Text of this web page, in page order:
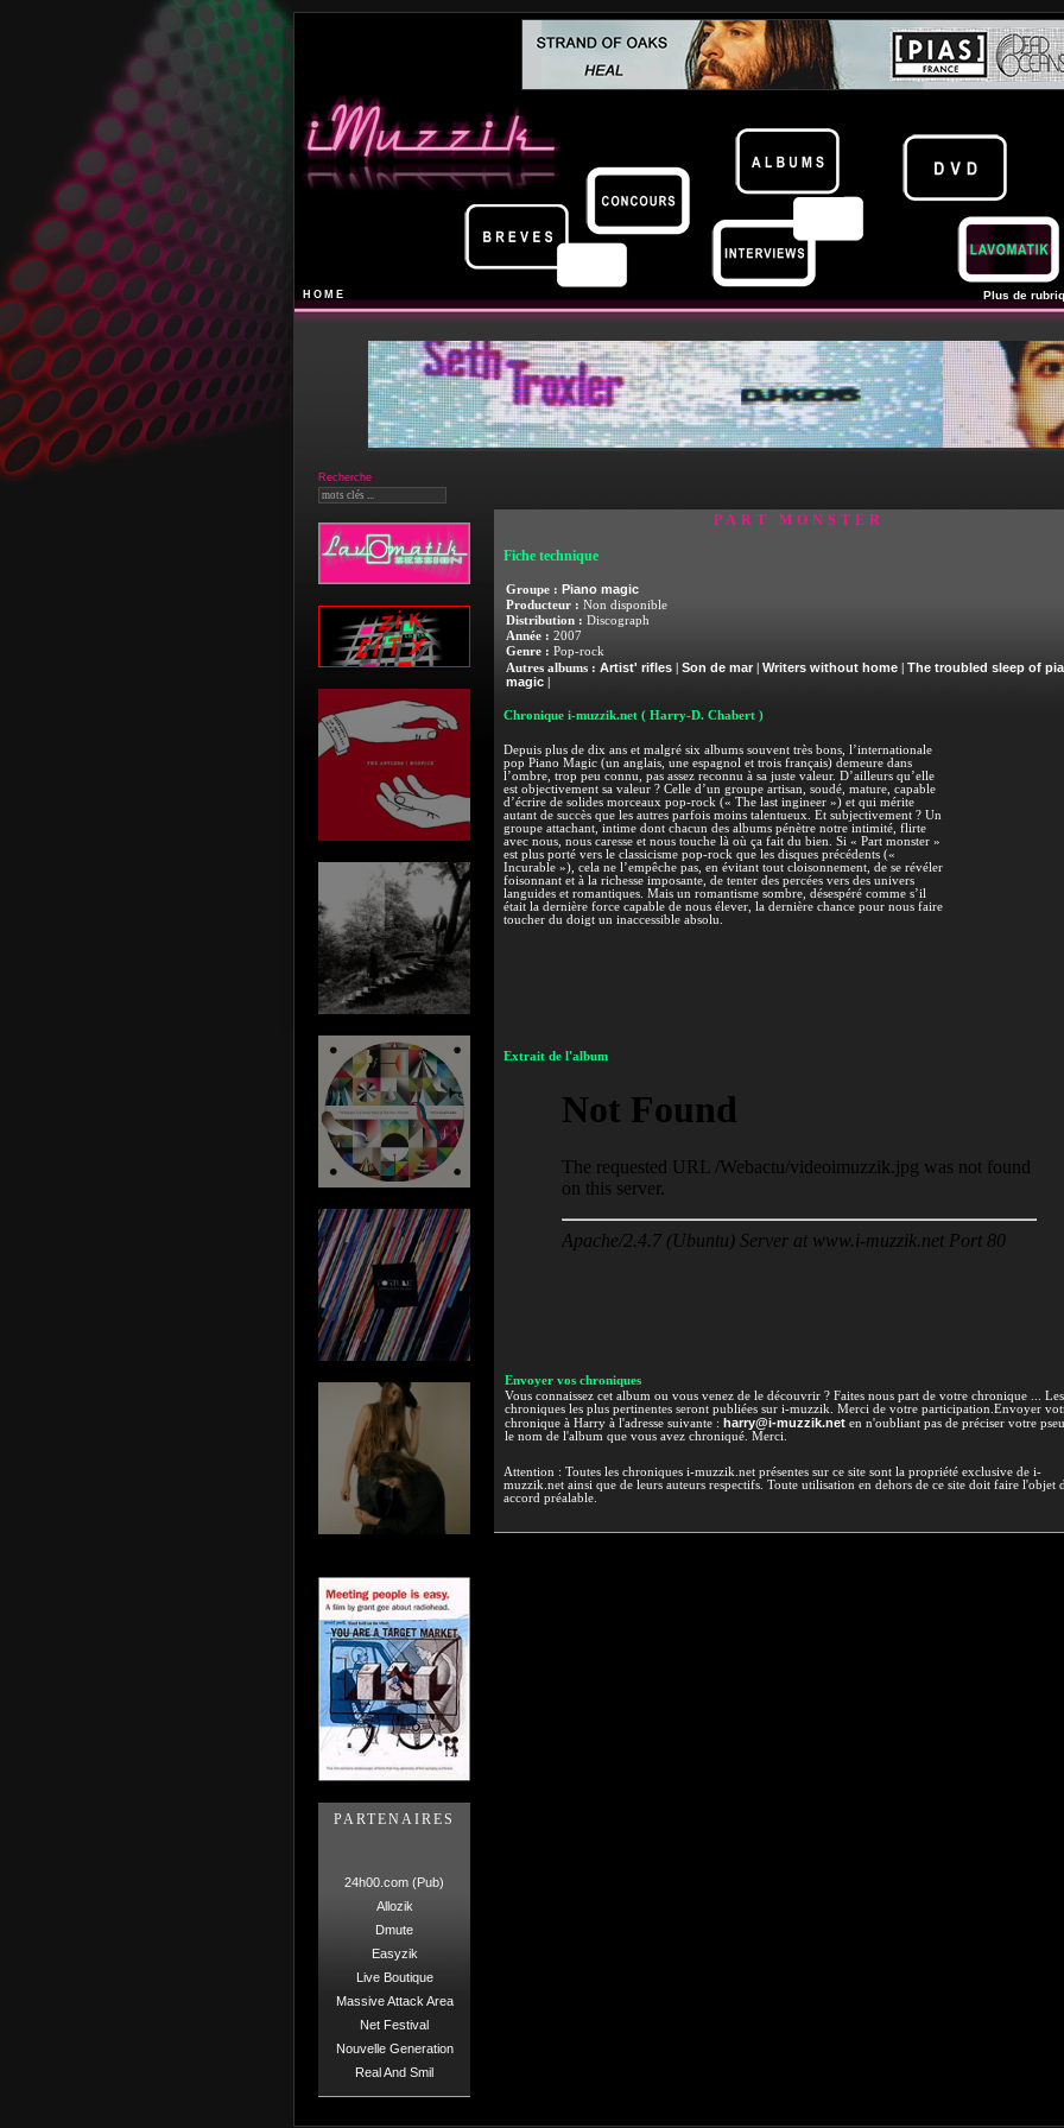
HOME Plus de
Recherche
PARTENAIRES
24h00.com (Pub)
Allozik
Dmute
Easyzik
Live Boutique
Massive Attack Area
Net Festival
Nouvelle Generation
Real And Smil
PART MONSTER
Fiche technique
Groupe : Piano magic
Producteur : Non disponible
Distribution : Discograph
Année : 2007
Genre : Pop-rock
Autres albums : Artist' rifles| Son de mar| Writers without home| The troubled sleep of
magic|
Chronique i-muzzik.net ( Harry-D. Chabert )
Depuis plus de dix ans et malgré six albums souvent très bons, l’internationale
pop Piano Magic (un anglais, une espagnol et trois français) demeure dans
l’ombre, trop peu connu, pas assez reconnu à sa juste valeur. D’ailleurs qu’elle
est objectivement sa valeur ? Celle d’un groupe artisan, soudé, mature, capable
d’écrire de solides morceaux pop-rock (« The last ingineer ») et qui mérite
autant de succès que les autres parfois moins talentueux. Et subjectivement ? Un
groupe attachant, intime dont chacun des albums pénètre notre intimité, flirte
avec nous, nous caresse et nous touche là où ça fait du bien. Si « Part monster »
est plus porté vers le classicisme pop-rock que les disques précédents («
Incurable »), cela ne l’empêche pas, en évitant tout cloisonnement, de se révéler
foisonnant et à la richesse imposante, de tenter des percées vers des univers
languides et romantiques. Mais un romantisme sombre, désespéré comme s’il
était la dernière force capable de nous élever, la dernière chance pour nous faire
toucher du doigt un inaccessible absolu.
Extrait de l'album
Envoyer vos chroniques
Vous connaissez cet album ou vous venez de le découvrir ? Faites nous part de votre chronique ... Les
chroniques les plus pertinentes seront publiées sur i-muzzik. Merci de votre participation.Envoyer
chronique à Harry à l'adresse suivante : harry@i-muzzik.neten n'oubliant pas de préciser votre
le nom de l'album que vous avez chroniqué. Merci.
Attention : Toutes les chroniques i-muzzik.net présentes sur ce site sont la propriété exclusive de i-
muzzik.net ainsi que de leurs auteurs respectifs. Toute utilisation en dehors de ce site doit faire l'objet
accord préalable.